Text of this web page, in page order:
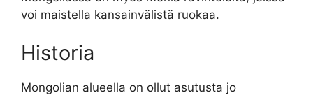
voi maistella kansainvälistä ruokaa.
Historia
Mongolian alueella on ollut asutusta jo